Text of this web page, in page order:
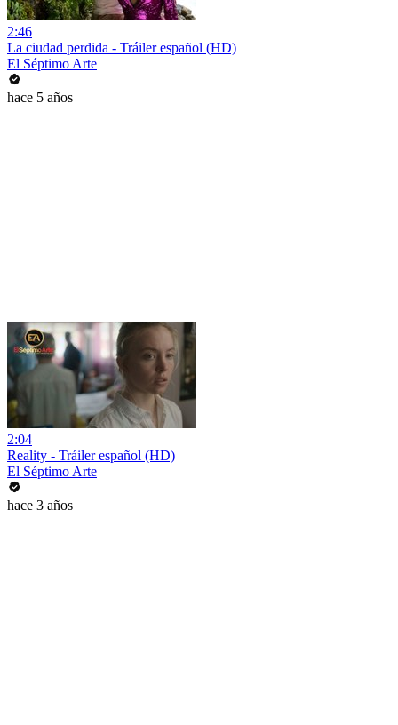
2:46
La ciudad perdida - Tráiler español (HD)
El Séptimo Arte
hace 5 años
2:04
Reality - Tráiler español (HD)
El Séptimo Arte
hace 3 años